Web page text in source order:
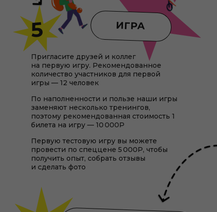
ИГРА
Пригласите друзей и коллег
на первую игру. Рекомендованное
количество участников для первой
игры — 12 человек
5
По наполненности и пользе наши игры
заменяют несколько тренингов,
поэтому рекомендованная стоимость 1
билета на игру — 10 000Р
Первую тестовую игру вы можете
провести по спеццене 5 000Р, чтобы
получить опыт, собрать отзывы
и сделать фото